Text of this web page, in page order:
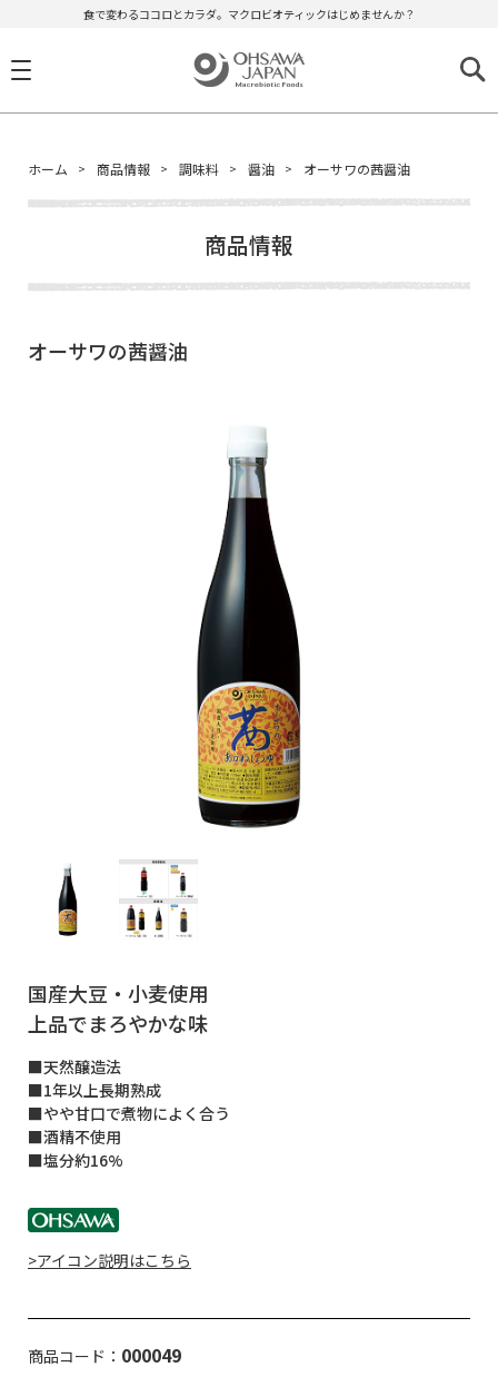
食で変わるココロとカラダ。マクロビオティックはじめませんか？
ホーム 商品情報 調味料 醤油 オーサワの茜醤油
商品情報
オーサワの茜醤油
国産大豆・小麦使用
上品でまろやかな味
■天然醸造法
■1年以上長期熟成
■やや甘口で煮物によく合う
■酒精不使用
■塩分約16%
>アイコン説明はこちら
商品コード： 000049